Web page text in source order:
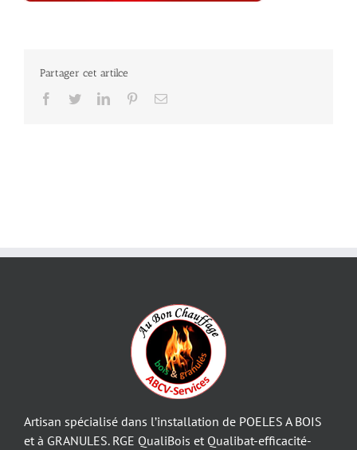
Partager cet artilce
Facebook
TwitterLinkedInPinterestEmail
Artisan spécialisé dans l’installation de POELES A BOIS
et à GRANULES. RGE QualiBois et Qualibat-efficacité-